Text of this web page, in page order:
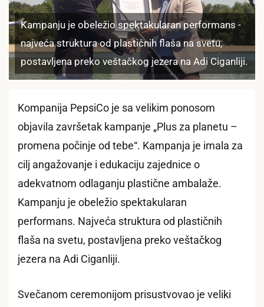
Kampanju je obeležio spektakularan performans -
najveća struktura od plastičnih flaša na svetu,
postavljena preko veštačkog jezera na Adi Ciganliji.
Kompanija PepsiCo je sa velikim ponosom
objavila završetak kampanje „Plus za planetu –
promena počinje od tebe“. Kampanja je imala za
cilj angažovanje i edukaciju zajednice o
adekvatnom odlaganju plastične ambalaže.
Kampanju je obeležio spektakularan
performans. Najveća struktura od plastičnih
flaša na svetu, postavljena preko veštačkog
jezera na Adi Ciganliji.
Svečanom ceremonijom prisustvovao je veliki